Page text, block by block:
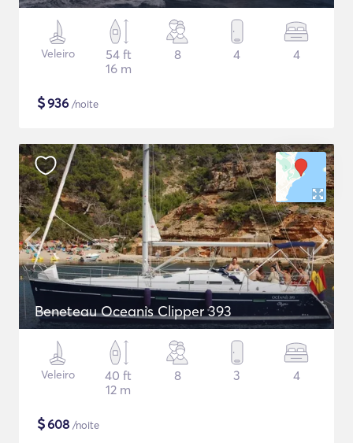
Veleiro
54 ft
16 m
8 4 4
$936 /noite
Beneteau Oceanis Clipper 393
Veleiro
40 ft
12 m
8 3 4
$608 /noite